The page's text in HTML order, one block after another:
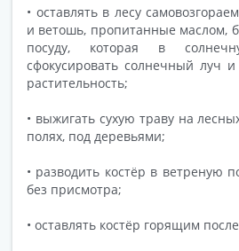
• оставлять в лесу
и ветошь, пропитанные маслом,
посуду, которая в
сфокусировать солнечный луч
растительность;
• выжигать сухую траву на
полях, под деревьями;
• разводить костёр в ветреную
без присмотра;
• оставлять костёр горящим